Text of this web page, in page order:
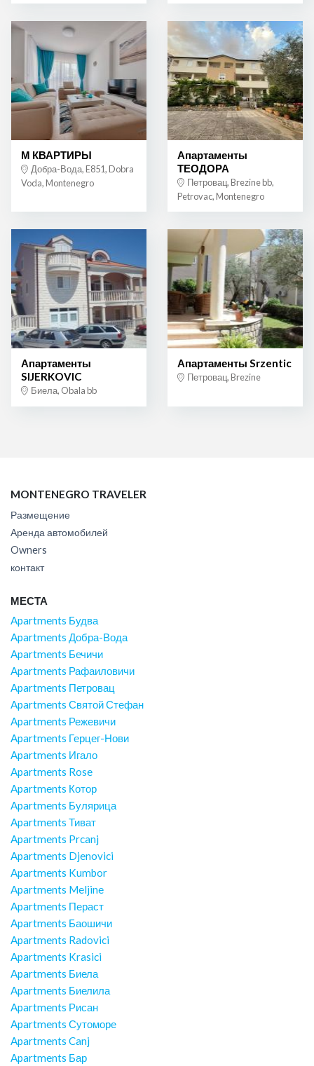
М КВАРТИРЫ
Добра-Вода, E851, Dobra
Voda, Montenegro
Апартаменты
ТЕОДОРА
Петровац, Brezine bb,
Petrovac, Montenegro
Апартаменты
SIJERKOVIC
Биела, Obala bb
Апартаменты Srzentic
Петровац, Brezine
MONTENEGRO TRAVELER
Размещение
Аренда автомобилей
Owners
контакт
МЕСТА
Apartments Будва
Apartments Добра-Вода
Apartments Бечичи
Apartments Рафаиловичи
Apartments Петровац
Apartments Святой Стефан
Apartments Режевичи
Apartments Герцег-Нови
Apartments Игало
Apartments Rose
Apartments Котор
Apartments Булярица
Apartments Тиват
Apartments Prcanj
Apartments Djenovici
Apartments Kumbor
Apartments Meljine
Apartments Пераст
Apartments Баошичи
Apartments Radovici
Apartments Krasici
Apartments Биела
Apartments Биелила
Apartments Рисан
Apartments Сутоморе
Apartments Canj
Apartments Бар